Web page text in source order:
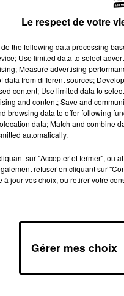
Le respect de votre
do the following data processing
Use limited data to select
Measure advertising
data from different sources;
content; Use limited data to
and content; Save and
browsing data to offer following
data; Match and combine
automatically.
sur "Accepter et fermer", ou
refuser en cliquant sur
à jour vos choix, ou retirer votre
Gérer mes choix